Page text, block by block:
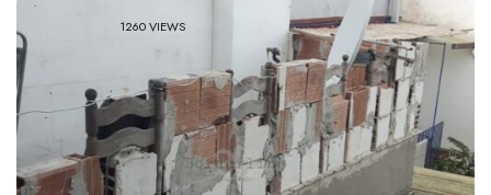
1260 VIEWS